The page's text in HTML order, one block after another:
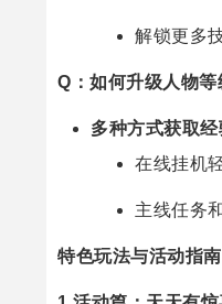
解锁更多
Q：如何升级人物等
多种方式获取经
在线挂机
主线任务
特色玩法与活动指南